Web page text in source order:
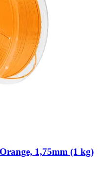
1,75mm (1 kg)